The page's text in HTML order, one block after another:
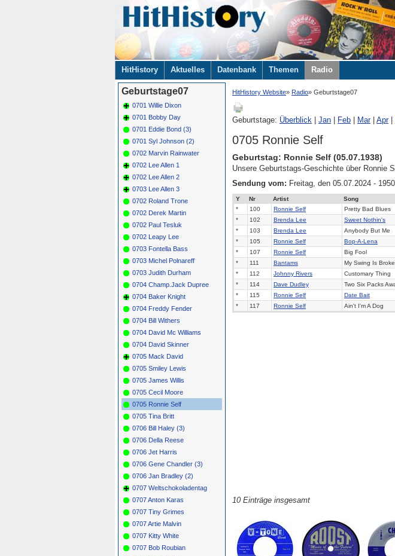
Navigation
überspringen
HitHistory Aktuelles Datenbank Themen Radio
HitHistory Website Radio Geburtstage07
Geburtstage: Überblick Jan Feb Mar| Apr|
0705 Ronnie Self
Geburtstag: Ronnie Self (05.07.1938)
Unsere Geburtstags-Geschichte über Ronnie
Sendung vom: Freitag, den 05.07.2024 -
Y Nr Artist Song
*
100 Ronnie Self Pretty Bad Blues
*
102 Brenda Lee Sweet Nothin's
*
103 Brenda Lee Anybody But Me
*
105 Ronnie Self Bop-A-Lena
*
107 Ronnie Self Big Fool
*
111 Bantams My Swing Is Broke
*
112 Johnny Rivers Customary Thing
*
114 Dave Dudley Two Six Packs
*
115 Ronnie Self Date Bait
*
117 Ronnie Self Ain't I'm A Dog
10 Einträge insgesamt
Geburtstage07
0701 Willie Dixon
0701 Bobby Day
0701 Eddie Bond (3)
0701 Syl Johnson (2)
0702 Marvin Rainwater
0702 Lee Allen 1
0702 Lee Allen 2
0703 Lee Allen 3
0702 Roland Trone
0702 Derek Martin
0702 Paul Tesluk
0702 Leapy Lee
0703 Fontella Bass
0703 Michel Polnareff
0703 Judith Durham
0704 Champ.Jack Dupree
0704 Baker Knight
0704 Freddy Fender
0704 Bill Withers
0704 David Mc Williams
0704 David Skinner
0705 Mack David
0705 Smiley Lewis
0705 James Willis
0705 Cecil Moore
0705 Ronnie Self
0705 Tina Britt
0706 Bill Haley (3)
0706 Della Reese
0706 Jet Harris
0706 Gene Chandler (3)
0706 Jan Bradley (2)
0707 Weltschokoladentag
0707 Anton Karas
0707 Tiny Grimes
0707 Artie Malvin
0707 Kitty White
0707 Bob Roubian